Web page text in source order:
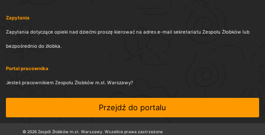
Zapytania
Zapytania dotyczące opieki nad dziećmi proszę kierować na adres e-mail sekretariatu Zespołu Żłobków lub
bezpośrednio do żłobka.
Portal pracownika
Jesteś pracownikiem Zespołu Żłobków m.st. Warszawy?
Przejdź do portalu
© 2026 Zespół Żłobków m.st. Warszawy. Wszelkie prawa zastrzeżone